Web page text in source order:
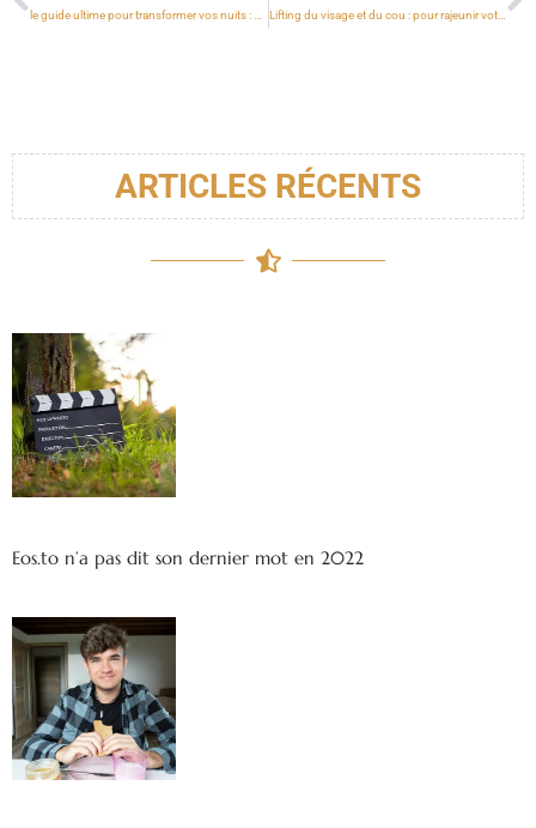
Lifting du visage et du cou : pour rajeunir votre apparence
ARTICLES RÉCENTS
Eos.to n’a pas dit son dernier mot en 2022